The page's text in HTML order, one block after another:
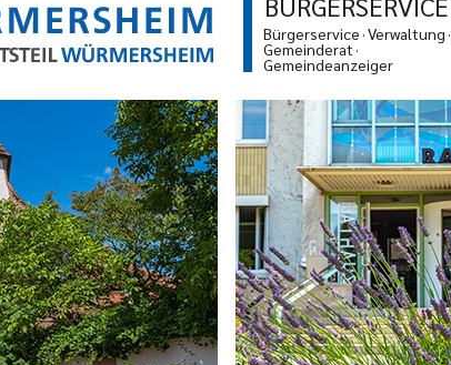
Bürgerservice Verwaltung
Gemeinderat
Gemeindeanzeiger